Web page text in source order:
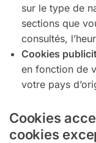
sur le type de
sections que
consultés,
Cookies
en fonction de
votre pays
Cookies
cookies